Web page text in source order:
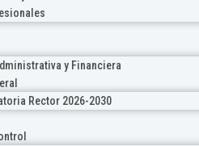
y Financiera
Rector 2026-2030